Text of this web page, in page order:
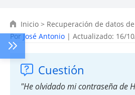
Inicio > Recuperación de datos
PorJosé Antonio | Actualizado: 16/
Cuestión
"He olvidado mi contraseña de